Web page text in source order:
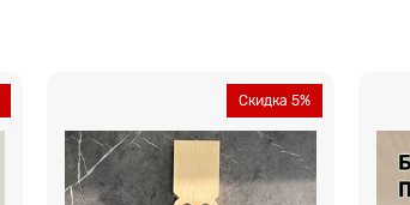
Скидка 5%